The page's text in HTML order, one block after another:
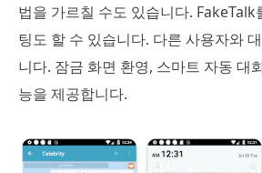
법을 가르칠 수도 있습니다. FakeTalk
팅도 할 수 있습니다. 다른 사용자와
니다. 잠금 화면 환영, 스마트 자동 대
능을 제공합니다.